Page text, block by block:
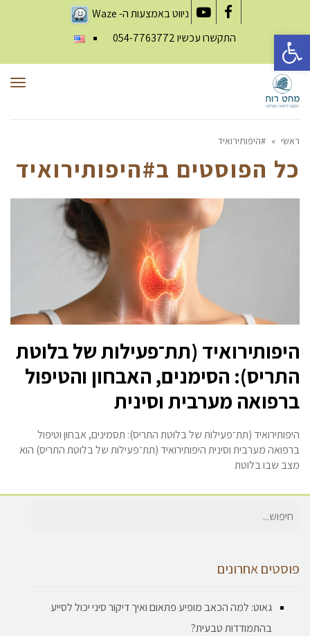
Facebook
YouTube
ניווט באמצעות ה-Waze
התקשרו עכשיו054-7763772
ראשי » #היפותירואיד
כל הפוסטים ב#היפותירואיד
היפותירואיד (תת־פעילות של בלוטת
התריס): הסימנים, האבחון והטיפול
ברפואה מערבית וסינית
היפותירואיד (תת־פעילות של בלוטת התריס): תסמינים, אבחון וטיפול
ברפואה מערבית וסינית היפותירואיד (תת־פעילות של בלוטת התריס) הוא
מצב שבו בלוטת
חיפוש
פוסטים אחרונים
גאוט: למה הכאב מופיע פתאום ואיך דיקור סיני יכול לסייע
בהתמודדות טבעית?
פתח סרגל נגישות